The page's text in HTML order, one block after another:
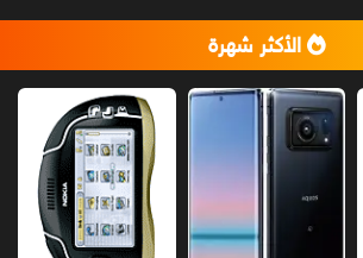
الأكثر شهرة